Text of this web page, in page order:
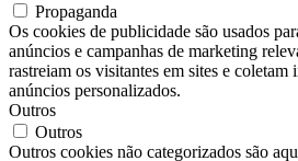
Propaganda
Os cookies de publicidade são usados
anúncios e campanhas de marketing
rastreiam os visitantes em sites e coletam
anúncios personalizados.
Outros
Outros
Outros cookies não categorizados são